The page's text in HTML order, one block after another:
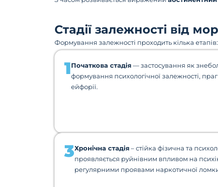
Стадії залежності від
Формування залежності проходить кілька етапів:
1Початкова стадія— застосування як
формування психологічної залежності,
ейфорії.
3Хронічна стадія– стійка фізична та
проявляється руйнівним впливом на
регулярними проявами наркотичної